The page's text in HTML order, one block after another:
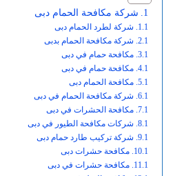
شركة مكافحة الحمام دبى
شركة لطرد الحمام دبى
شركة مكافحة الحمام بدبى
مكافحة حمام في دبى
مكافحة حمام في دبى
مكافحة الحمام دبى
شركة مكافحة الحمام في دبى
مكافحة الحشرات في دبى
شركات مكافحة الطيور في دبى
شركة تركيب طارد حمام دبى
مكافحة حشرات دبى
مكافحة حشرات في دبى